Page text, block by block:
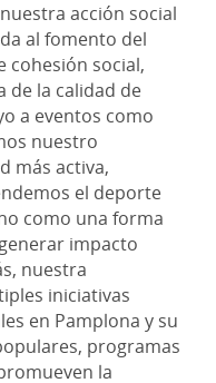
acción social
al fomento del
cohesión social,
de la calidad de
a eventos como
nuestro
más activa,
el deporte
como una forma
impacto
nuestra
iniciativas
en Pamplona y su
programas
la